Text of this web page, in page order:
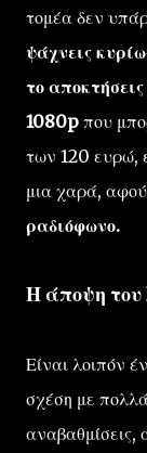
τομέα δεν
ψάχνεις
το
1080p που
των 120 ευρώ,
μια χαρά, αφού
ραδιόφωνο.
Η άποψη
Είναι λοιπόν
σχέση με
αναβαθμίσεις,